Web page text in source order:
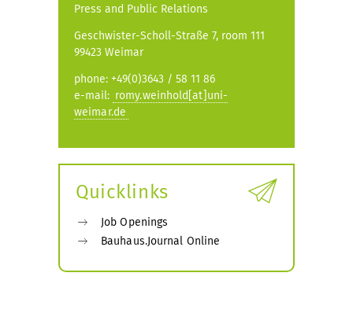
Press and Public Relations
Geschwister-Scholl-Straße 7, room 111
99423 Weimar
phone: +49(0)3643 / 58 11 86
e-mail: romy.weinhold[at]uni-
weimar.de
Quicklinks
Job Openings
Bauhaus.Journal Online